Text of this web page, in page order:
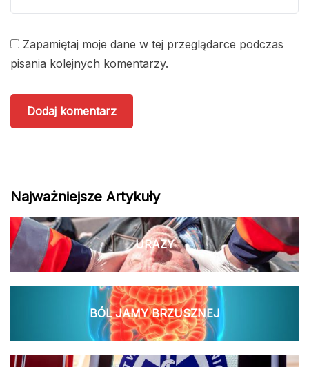
Zapamiętaj moje dane w tej przeglądarce podczas
pisania kolejnych komentarzy.
Najważniejsze Artykuły
URAZY
BÓL JAMY BRZUSZNEJ